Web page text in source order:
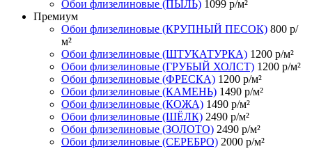
Обои флизелиновые (ПЫЛЬ) 1099 р/м²
Премиум
Обои флизелиновые (КРУПНЫЙ ПЕСОК) 800 р/
м²
Обои флизелиновые (ШТУКАТУРКА) 1200 р/м²
Обои флизелиновые (ГРУБЫЙ ХОЛСТ) 1200 р/м²
Обои флизелиновые (ФРЕСКА) 1200 р/м²
Обои флизелиновые (КАМЕНЬ) 1490 р/м²
Обои флизелиновые (КОЖА) 1490 р/м²
Обои флизелиновые (ШЁЛК) 2490 р/м²
Обои флизелиновые (ЗОЛОТО) 2490 р/м²
Обои флизелиновые (СЕРЕБРО) 2000 р/м²